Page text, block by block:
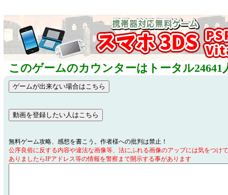
このゲームのカウンターはトータル24641
無料ゲーム攻略、感想を書こう。作者様への批判は禁止！
公序良俗に反する内容や違法な画像等、法にふれる画像のアップには気をつけ
ありましたらIPアドレス等の情報を警察まで開示する事があります